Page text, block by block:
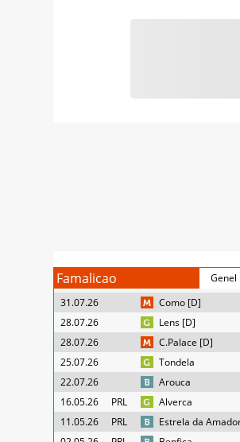
Famalicao Genel
31.07.26
Como [D]
28.07.26
Lens [D]
28.07.26
C.Palace [D]
25.07.26
Tondela
22.07.26
Arouca
16.05.26
PRL Alverca
11.05.26
PRL Estrela da